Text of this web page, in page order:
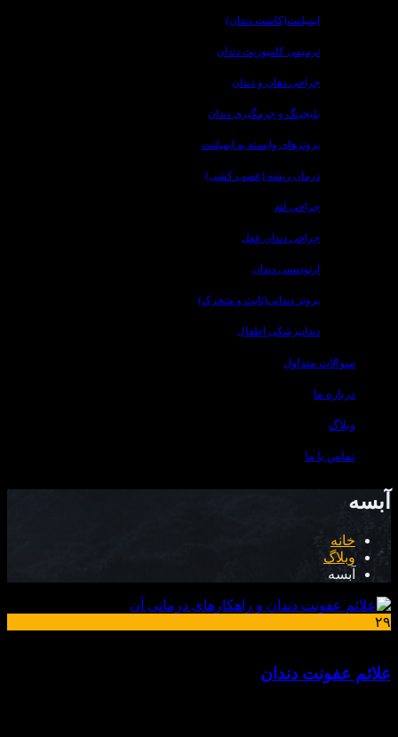
ایمپلنت(کاشت دندان)
ترمیمی کامپوزیت دندان
جراحی دهان و دندان
بلیچینگ و جرمگیری دندان
پروتزهای وابسته به ایمپلنت
درمان ریشه (عصب کشی)
جراحی لثه
جراحی دندان عقل
ارتودنسی دندان
پروتز دندانی(ثابت و متحرک)
دندانپزشکی اطفال
سوالات متداول
درباره ما
وبلاگ
تماس با ما
آبسه
خانه
وبلاگ
آبسه
۲۹
علائم عفونت دندان